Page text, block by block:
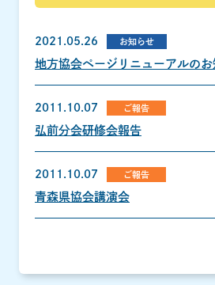
2021.05.26 お知らせ
地方協会ページリニューアルの
2011.10.07 ご報告
弘前分会研修会報告
2011.10.07 ご報告
青森県協会講演会